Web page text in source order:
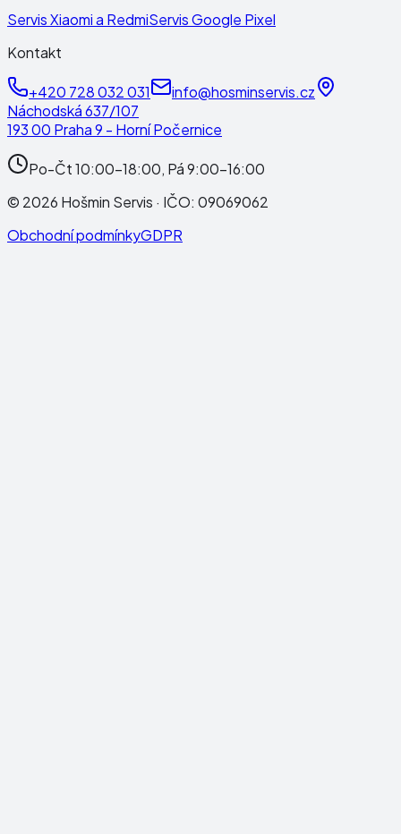
Servis Xiaomi a RedmiServis Google Pixel
Kontakt
+420 728 032 031
info@hosminservis.cz
Náchodská 637/107
193 00 Praha 9 - Horní Počernice
Po-Čt 10:00-18:00, Pá 9:00-16:00
© 2026 Hošmin Servis · IČO: 09069062
Obchodní podmínkyGDPR